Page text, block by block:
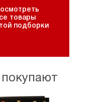
товары
подборки